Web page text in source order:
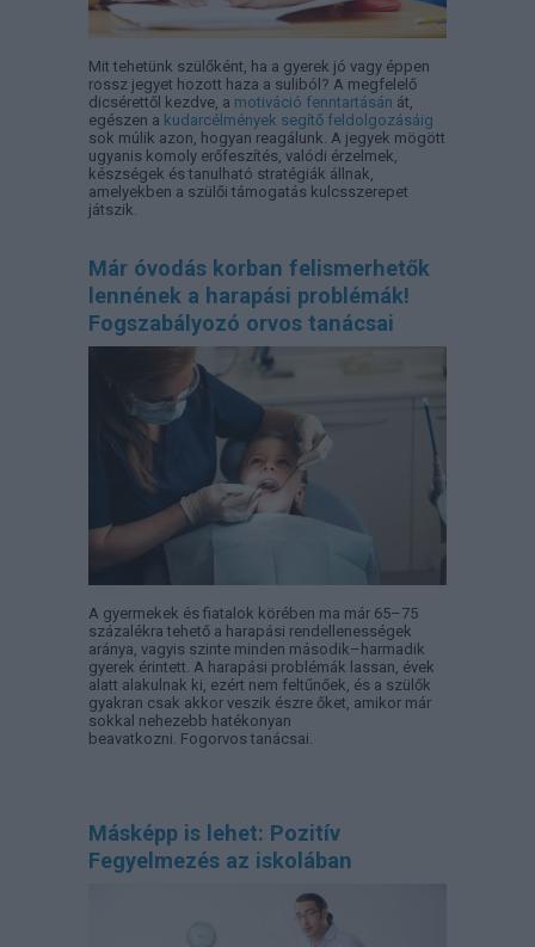
Mit tehetünk szülőként, ha a gyerek jó vagy éppen
rossz jegyet hozott haza a suliból? A megfelelő
dicsérettől kezdve, a motiváció fenntartásán át,
egészen a kudarcélmények segítő feldolgozásáig
sok múlik azon, hogyan reagálunk. A jegyek mögött
ugyanis komoly erőfeszítés, valódi érzelmek,
készségek és tanulható stratégiák állnak,
amelyekben a szülői támogatás kulcsszerepet
játszik.
Már óvodás korban felismerhetők
lennének a harapási problémák!
Fogszabályozó orvos tanácsai
A gyermekek és fiatalok körében ma már 65–75
százalékra tehető a harapási rendellenességek
aránya, vagyis szinte minden második–harmadik
gyerek érintett. A harapási problémák lassan, évek
alatt alakulnak ki, ezért nem feltűnőek, és a szülők
gyakran csak akkor veszik észre őket, amikor már
sokkal nehezebb hatékonyan
beavatkozni. Fogorvos tanácsai.
Másképp is lehet: Pozitív
Fegyelmezés az iskolában